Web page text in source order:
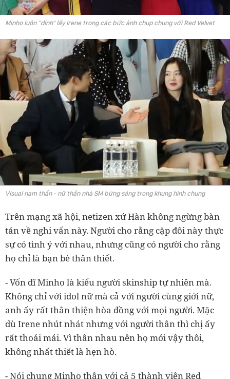
Minho luôn "dính" lấy Irene trong các bức ảnh chụp chung với Red Velvet
Visual nam thần - nữ thần nhà SM bừng sáng trong khung hình chung
Trên mạng xã hội, netizen xứ Hàn không ngừng bàn
tán về nghi vấn này. Người cho rằng cặp đôi này thực
sự có tình ý với nhau, nhưng cũng có người cho rằng
họ chỉ là bạn bè thân thiết.
- Vốn dĩ Minho là kiểu người skinship tự nhiên mà.
Không chỉ với idol nữ mà cả với người cùng giới nữ,
anh ấy rất thân thiện hòa đồng với mọi người. Mặc
dù Irene nhút nhát nhưng với người thân thì chị ấy
rất thoải mái. Vì thân nhau nên họ mới vậy thôi,
không nhất thiết là hẹn hò.
- Nói chung Minho thân với cả 5 thành viên Red